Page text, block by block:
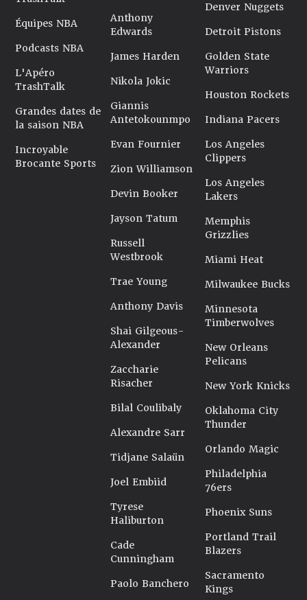
Équipes NBA
Podcasts NBA
L'Apéro
TrashTalk
Grandes dates de
la saison NBA
Incroyable
Brocante Sports
Anthony
Edwards
James Harden
Nikola Jokic
Giannis
Antetokounmpo
Evan Fournier
Zion Williamson
Devin Booker
Jayson Tatum
Russell
Westbrook
Trae Young
Anthony Davis
Shai Gilgeous-
Alexander
Zaccharie
Risacher
Bilal Coulibaly
Alexandre Sarr
Tidjane Salaün
Joel Embiid
Tyrese
Haliburton
Cade
Cunningham
Paolo Banchero
Denver Nuggets
Detroit Pistons
Golden State
Warriors
Houston Rockets
Indiana Pacers
Los Angeles
Clippers
Los Angeles
Lakers
Memphis
Grizzlies
Miami Heat
Milwaukee Bucks
Minnesota
Timberwolves
New Orleans
Pelicans
New York Knicks
Oklahoma City
Thunder
Orlando Magic
Philadelphia
76ers
Phoenix Suns
Portland Trail
Blazers
Sacramento
Kings